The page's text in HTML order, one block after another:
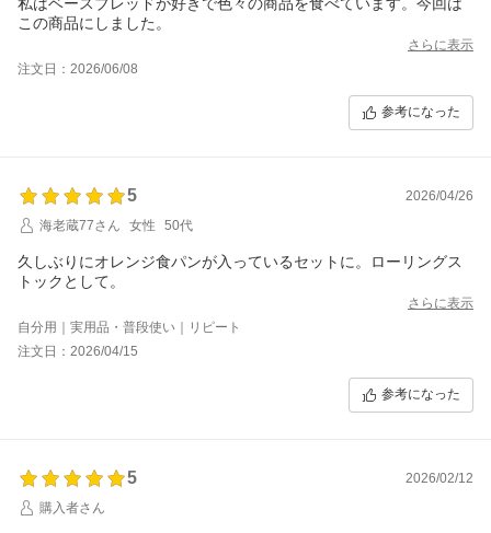
この商品にしました。
さらに表示
注文日：2026/06/08
参考になった
5
2026/04/26
海老蔵77さん
女性 50代
久しぶりにオレンジ食パンが入っているセットに。ローリングス
トックとして。
さらに表示
自分用｜実用品・普段使い｜リピート
注文日：2026/04/15
参考になった
5
2026/02/12
購入者さん